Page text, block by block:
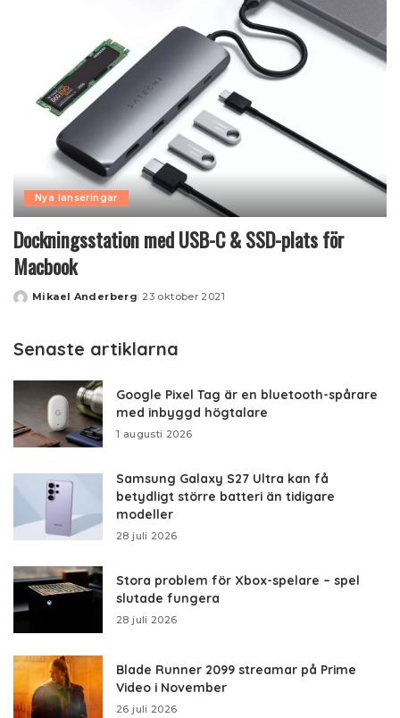
Nya lanseringar
Dockningsstation med USB-C & SSD-plats för
Macbook
Posted
Mikael Anderberg 23 oktober 2021
Senaste artiklarna
Google Pixel Tag är en bluetooth-spårare
med inbyggd högtalare
1 augusti 2026
Samsung Galaxy S27 Ultra kan få
betydligt större batteri än tidigare
modeller
28 juli 2026
Stora problem för Xbox-spelare – spel
slutade fungera
28 juli 2026
Blade Runner 2099 streamar på Prime
Video i November
26 juli 2026